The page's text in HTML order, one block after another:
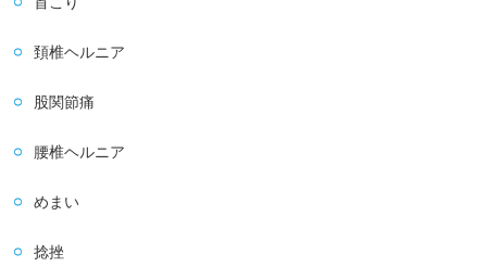
頚椎ヘルニア
股関節痛
腰椎ヘルニア
めまい
捻挫